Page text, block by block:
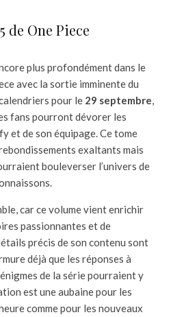
de One Piece
plus profondément dans le
avec la sortie imminente du
pour le 29 septembre,
fans pourront dévorer les
et de son équipage. Ce tome
exaltants mais
bouleverser l’univers de
car ce volume vient enrichir
passionnantes et de
précis de son contenu sont
déjà que les réponses à
de la série pourraient y
est une aubaine pour les
comme pour les nouveaux